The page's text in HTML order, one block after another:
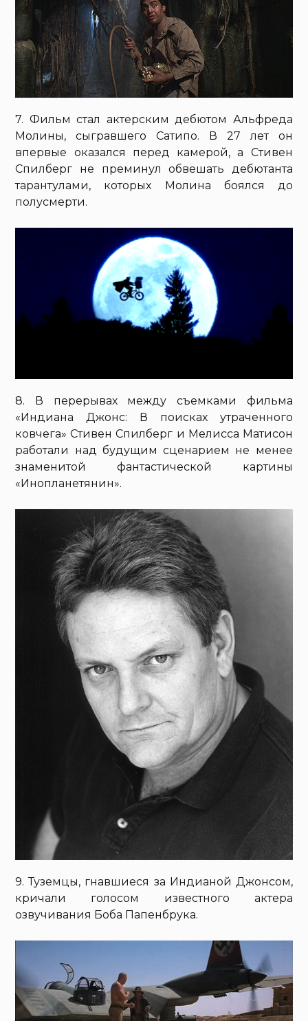
7. Фильм стал актерским дебютом Альфреда
Молины, сыгравшего Сатипо. В 27 лет он
впервые оказался перед камерой, а Стивен
Спилберг не преминул обвешать дебютанта
тарантулами, которых Молина боялся до
полусмерти.
8. В перерывах между съемками фильма
«Индиана Джонс: В поисках утраченного
ковчега» Стивен Спилберг и Мелисса Матисон
работали над будущим сценарием не менее
знаменитой фантастической картины
«Инопланетянин».
9. Туземцы, гнавшиеся за Индианой Джонсом,
кричали голосом известного актера
озвучивания Боба Папенбрука.